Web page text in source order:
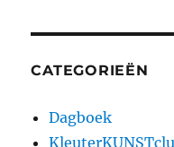
CATEGORIEËN
Dagboek